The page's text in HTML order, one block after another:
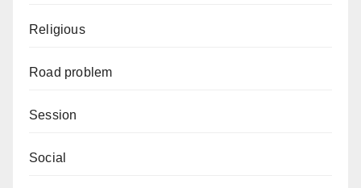
Religious
Road problem
Session
Social